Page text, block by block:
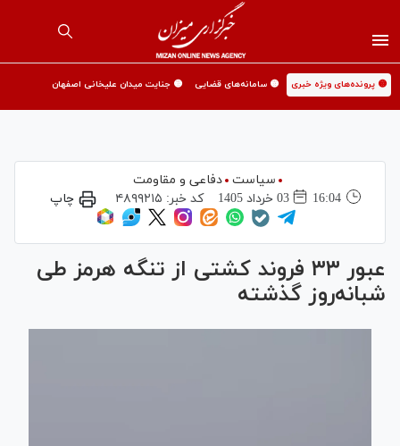
🟡 پرونده‌های ویژه خبری 🟡 سامانه‌های قضایی 🟡 جنایت میدان علیخانی اصفهان
سیاست
دفاعی و مقاومت
16:04
03 خرداد 1405 کد خبر: ۴۸۹۹۲۱۵ چاپ
عبور ۳۳ فروند کشتی از تنگه هرمز طی
شبانه‌روز گذشته